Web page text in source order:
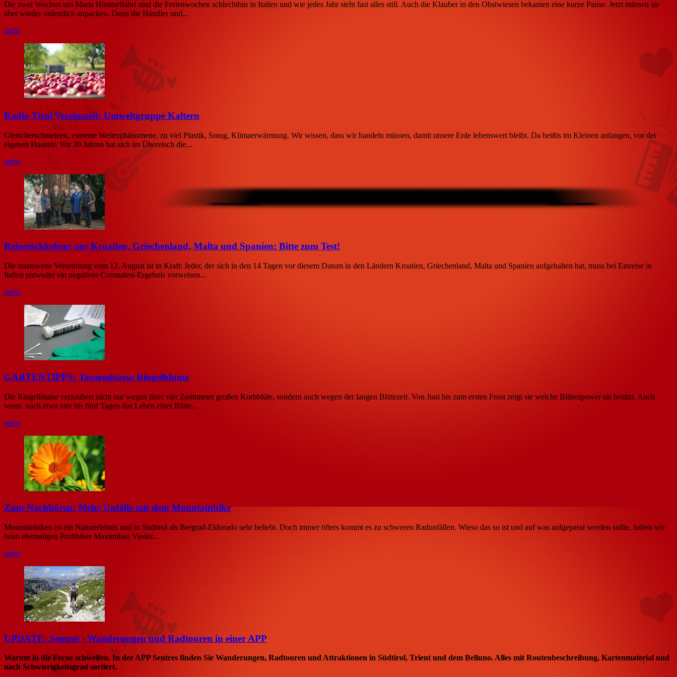
Die zwei Wochen um Maria Himmelfahrt sind die Ferienwochen schlechthin in Italien und wie jedes Jahr steht fast alles still. Auch die Klauber in den Obstwiesen bekamen eine kurze Pause. Jetzt müssen sie
aber wieder ordentlich anpacken. Denn die Händler und...
mehr
Radio Tirol Vereinszeit: Umweltgruppe Kaltern
Gletscherschmelzen, extreme Wetterphänomene, zu viel Plastik, Smog, Klimaerwärmung. Wir wissen, dass wir handeln müssen, damit unsere Erde lebenswert bleibt. Da heißts im Kleinen anfangen, vor der
eigenen Haustür. Vor 30 Jahren hat sich im Überetsch die...
mehr
Reiserückkehrer aus Kroatien, Griechenland, Malta und Spanien: Bitte zum Test!
Die staatsweite Verordnung vom 12. August ist in Kraft: Jeder, der sich in den 14 Tagen vor diesem Datum in den Ländern Kroatien, Griechenland, Malta und Spanien aufgehalten hat, muss bei Einreise in
Italien entweder ein negatives Coronatest-Ergebnis vorweisen...
mehr
GARTENTIPPS: Tausendsassa Ringelblume
Die Ringelblume verzaubert nicht nur wegen ihrer vier Zentimeter großen Korbblüte, sondern auch wegen der langen Blütezeit. Von Juni bis zum ersten Frost zeigt sie welche Blütenpower sie besitzt. Auch
wenn nach etwa vier bis fünf Tagen das Leben einer Blüte...
mehr
Zum Nachhören: Mehr Unfälle mit dem Mountainbike
Mountainbiken ist ein Naturerlebnis und in Südtirol als Bergrad-Eldorado sehr beliebt. Doch immer öfters kommt es zu schweren Radunfällen. Wieso das so ist und auf was aufgepasst werden sollte, haben wir
beim ehemaligen Profibiker Maximilian Vieder...
mehr
UPDATE: Sentres - Wanderungen und Radtouren in einer APP
Warum in die Ferne schweifen. In der APP Sentres finden Sie Wanderungen, Radtouren und Attraktionen in Südtirol, Trient und dem Belluno. Alles mit Routenbeschreibung, Kartenmaterial und
nach Schwierigkeitsgrad sortiert.